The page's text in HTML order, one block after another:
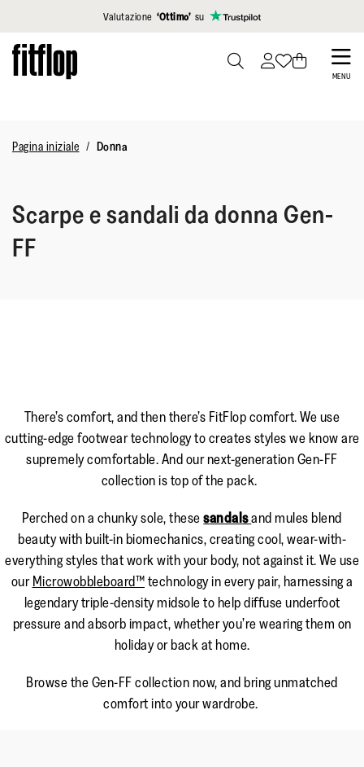
Clicca per vedere la nostra Dichiarazione di Accessibilità
Valutazione ‘Ottimo’ su
Skip
to
MENU
Pagina iniziale Donna
Scarpe e sandali da donna Gen-
FF
There’s comfort, and then there’s FitFlop comfort. We use
cutting-edge footwear technology to creates styles we know are
supremely comfortable. And our next-generation Gen-FF
collection is top of the pack.
Perched on a chunky sole, thesesandalsand mules blend
beauty with built-in biomechanics, creating cool, wear-with-
everything styles that work with your body, not against it. We use
ourMicrowobbleboard™technology in every pair, harnessing a
legendary triple-density midsole to help diffuse underfoot
pressure and absorb impact, whether you’re wearing them on
holiday or back at home.
Browse the Gen-FF collection now, and bring unmatched
comfort into your wardrobe.